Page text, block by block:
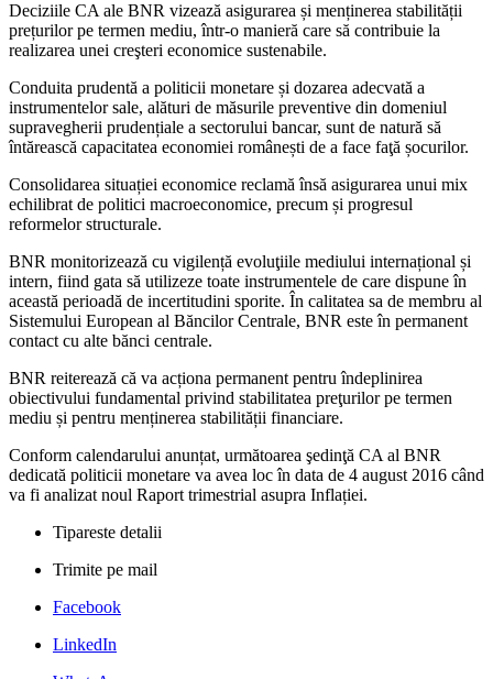
Deciziile CA ale BNR vizează asigurarea și menținerea stabilității
prețurilor pe termen mediu, într-o manieră care să contribuie la
realizarea unei creşteri economice sustenabile.
Conduita prudentă a politicii monetare și dozarea adecvată a
instrumentelor sale, alături de măsurile preventive din domeniul
supravegherii prudențiale a sectorului bancar, sunt de natură să
întărească capacitatea economiei românești de a face faţă șocurilor.
Consolidarea situației economice reclamă însă asigurarea unui mix
echilibrat de politici macroeconomice, precum și progresul
reformelor structurale.
BNR monitorizează cu vigilență evoluţiile mediului internațional și
intern, fiind gata să utilizeze toate instrumentele de care dispune în
această perioadă de incertitudini sporite. În calitatea sa de membru al
Sistemului European al Băncilor Centrale, BNR este în permanent
contact cu alte bănci centrale.
BNR reiterează că va acționa permanent pentru îndeplinirea
obiectivului fundamental privind stabilitatea preţurilor pe termen
mediu și pentru menținerea stabilității financiare.
Conform calendarului anunțat, următoarea şedinţă CA al BNR
dedicată politicii monetare va avea loc în data de 4 august 2016 când
va fi analizat noul Raport trimestrial asupra Inflației.
Tipareste detalii
Trimite pe mail
Facebook
LinkedIn